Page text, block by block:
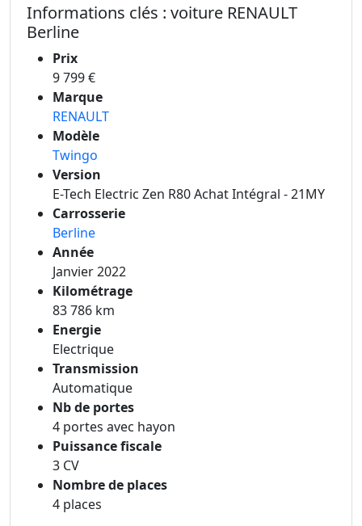
Informations clés : voiture RENAULT
Berline
Prix
9 799 €
Marque
RENAULT
Modèle
Twingo
Version
E-Tech Electric Zen R80 Achat Intégral - 21MY
Carrosserie
Berline
Année
Janvier 2022
Kilométrage
83 786 km
Energie
Electrique
Transmission
Automatique
Nb de portes
4 portes avec hayon
Puissance fiscale
3 CV
Nombre de places
4 places